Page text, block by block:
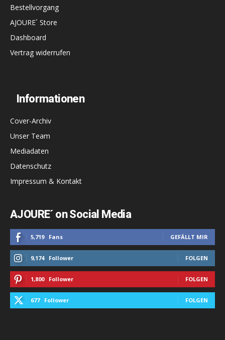
Bestellvorgang
AJOURE´ Store
Dashboard
Vertrag widerrufen
Informationen
Cover-Archiv
Unser Team
Mediadaten
Datenschutz
Impressum & Kontakt
AJOURE´ on Social Media
5,719 Fans GEFÄLLT MIR
9,174 Follower FOLGEN
1,800 Follower FOLGEN
677 Follower FOLGEN